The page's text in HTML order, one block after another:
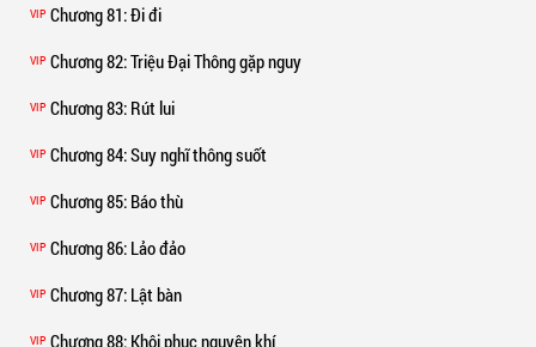
VIP Chương 81: Đi đi
VIP Chương 82: Triệu Đại Thông gặp nguy
VIP Chương 83: Rút lui
VIP Chương 84: Suy nghĩ thông suốt
VIP Chương 85: Báo thù
VIP Chương 86: Lảo đảo
VIP Chương 87: Lật bàn
VIP Chương 88: Khôi phục nguyên khí